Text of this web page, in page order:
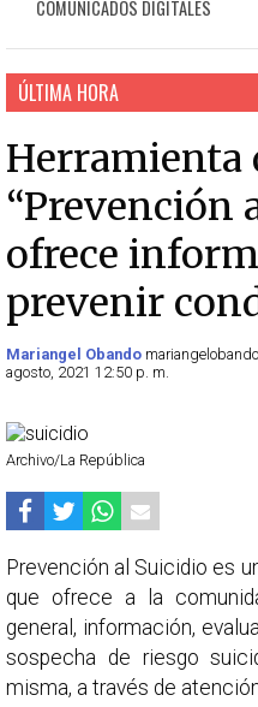
COMUNICADOS DIGITALES
ÚLTIMA HORA
Herramienta
“Prevención
ofrece
prevenir
Mariangel Obando
agosto, 2021 12:50 p. m.
Archivo/La República
Prevención al Suicidio es
que ofrece a la
general, información,
sospecha de riesgo
misma, a través de